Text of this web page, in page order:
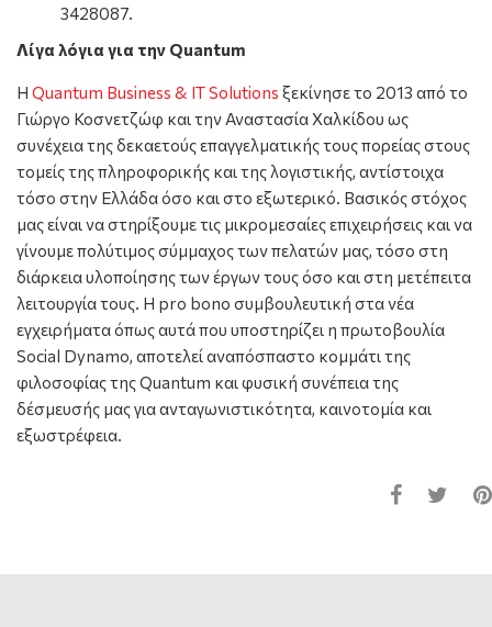
3428087.
Λίγα λόγια για την Quantum
Η Quantum Business & IT Solutions ξεκίνησε το 2013 από το
Γιώργο Κοσνετζώφ και την Αναστασία Χαλκίδου ως
συνέχεια της δεκαετούς επαγγελματικής τους πορείας στους
τομείς της πληροφορικής και της λογιστικής, αντίστοιχα
τόσο στην Ελλάδα όσο και στο εξωτερικό. Βασικός στόχος
μας είναι να στηρίξουμε τις μικρομεσαίες επιχειρήσεις και να
γίνουμε πολύτιμος σύμμαχος των πελατών μας, τόσο στη
διάρκεια υλοποίησης των έργων τους όσο και στη μετέπειτα
λειτουργία τους. Η pro bono συμβουλευτική στα νέα
εγχειρήματα όπως αυτά που υποστηρίζει η πρωτοβουλία
Social Dynamo, αποτελεί αναπόσπαστο κομμάτι της
φιλοσοφίας της Quantum και φυσική συνέπεια της
δέσμευσής μας για ανταγωνιστικότητα, καινοτομία και
εξωστρέφεια.